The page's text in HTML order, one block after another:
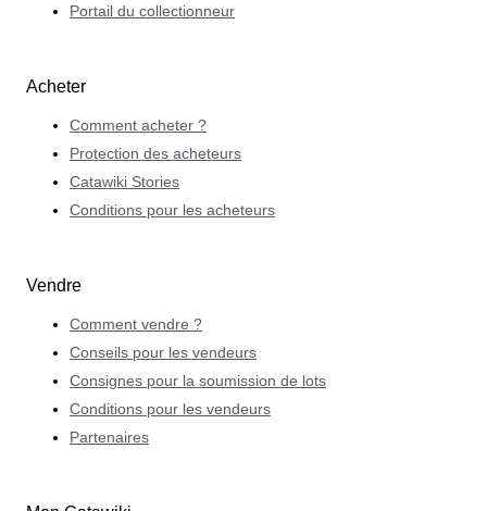
Portail du collectionneur
Acheter
Comment acheter ?
Protection des acheteurs
Catawiki Stories
Conditions pour les acheteurs
Vendre
Comment vendre ?
Conseils pour les vendeurs
Consignes pour la soumission de lots
Conditions pour les vendeurs
Partenaires